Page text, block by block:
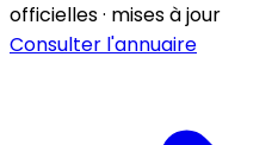
officielles · mises à jour
Consulter l'annuaire